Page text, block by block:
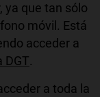
ya que tan sólo
móvil. Está
acceder a
DGT.
a toda la